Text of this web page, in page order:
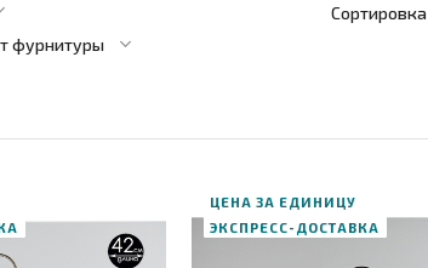
фурнитуры
Сортировка
ЦЕНА ЗА ЕДИНИЦУ
ЭКСПРЕСС-ДОСТАВКА